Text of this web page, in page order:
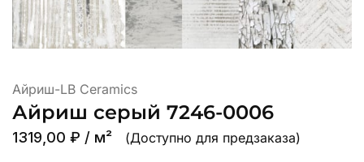
Айриш-LB Ceramics
Айриш серый 7246-0006
1319,00 ₽ / м² (Доступно для предзаказа)